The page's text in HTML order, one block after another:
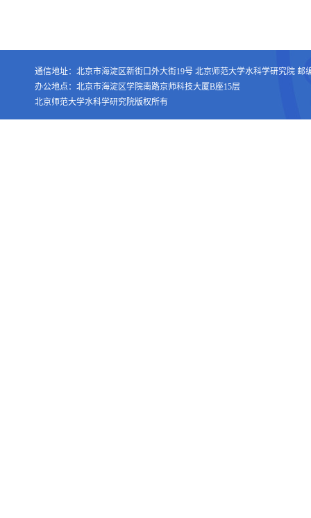
通信地址：北京市海淀区新街口外大街19号 北京师范大学水科学研究院 邮
办公地点：北京市海淀区学院南路京师科技大厦B座15层
北京师范大学水科学研究院版权所有